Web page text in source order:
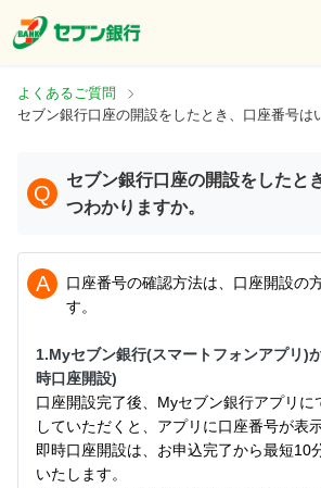
よくあるご質問
Q
セブン銀行口座の開設をしたと
つわかりますか。
A
口座番号の確認方法は、口座開設の
す。
1.Myセブン銀行(スマートフォンアプリ)
時口座開設)
口座開設完了後、Myセブン銀行アプリに
していただくと、アプリに口座番号が表
即時口座開設は、お申込完了から最短10
いたします。